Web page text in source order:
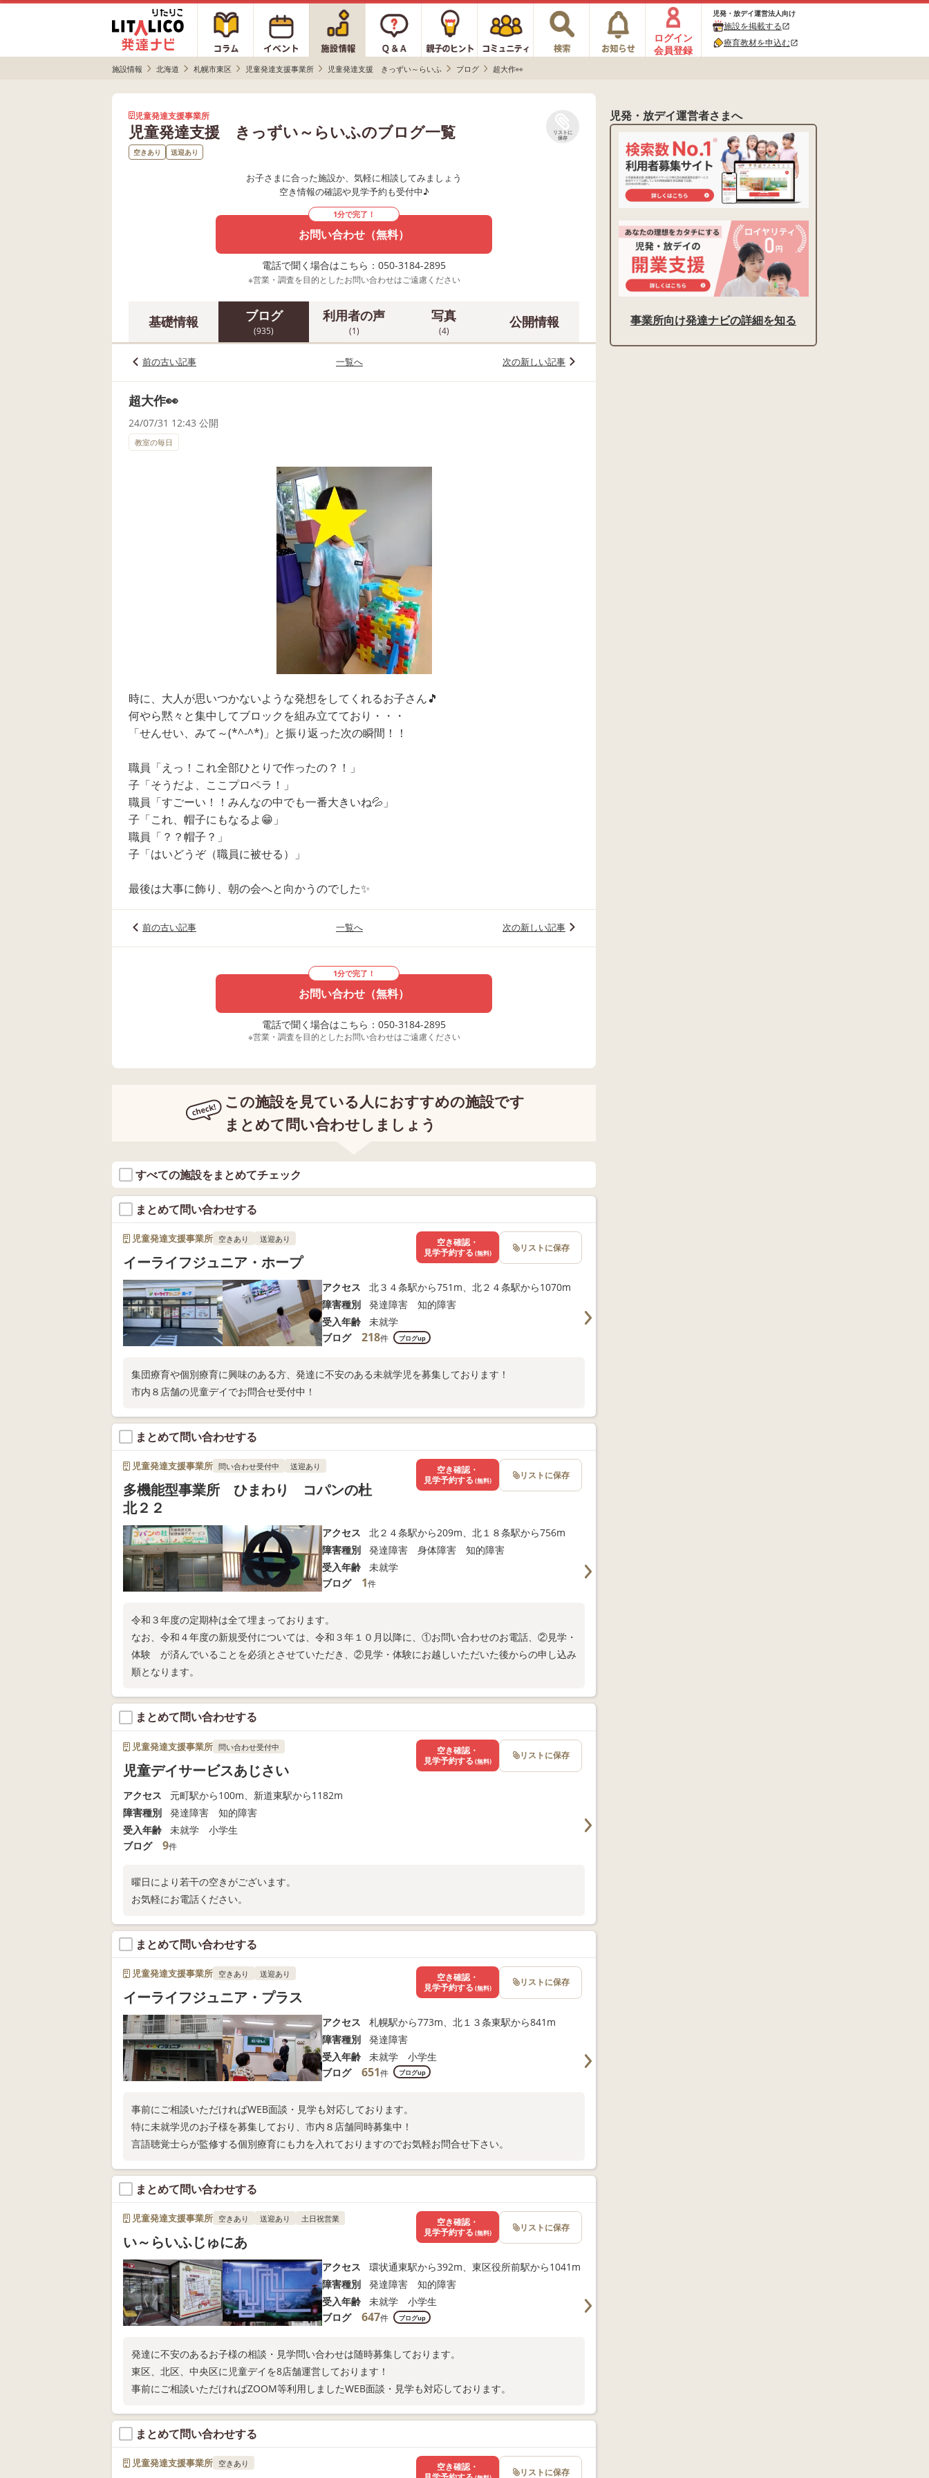
ログイン
会員登録
児発・放デイ運営法人向け
施設を掲載するopen_in_new
療育教材を申込むopen_in_new
施設情報 北海道 札幌市東区 児童発達支援事業所 児童発達支援 きっずい～らいふ ブログ 超大作👀
児童発達支援事業所
児童発達支援 きっずい～らいふのブログ一覧
リストに
保存
空きあり 送迎あり
お子さまに合った施設か、気軽に相談してみましょう
空き情報の確認や見学予約も受付中♪
1分で完了！
お問い合わせ（無料）
電話で聞く場合はこちら：050-3184-2895
※営業・調査を目的としたお問い合わせはご遠慮ください
基礎情報 ブログ
(935)
利用者の声
(1)
写真
(4)
公開情報
前の古い記事 一覧へ 次の新しい記事
超大作👀
24/07/31 12:43 公開
教室の毎日
時に、大人が思いつかないような発想をしてくれるお子さん🎵
何やら黙々と集中してブロックを組み立てており・・・
「せんせい、みて～(*^-^*)」と振り返った次の瞬間！！
職員「えっ！これ全部ひとりで作ったの？！」
子「そうだよ、ここプロペラ！」
職員「すごーい！！みんなの中でも一番大きいね💦」
子「これ、帽子にもなるよ😁」
職員「？？帽子？」
子「はいどうぞ（職員に被せる）」
最後は大事に飾り、朝の会へと向かうのでした✨
前の古い記事 一覧へ 次の新しい記事
1分で完了！
お問い合わせ（無料）
電話で聞く場合はこちら：050-3184-2895
※営業・調査を目的としたお問い合わせはご遠慮ください
この施設を見ている人におすすめの施設です
まとめて問い合わせしましょう
すべての施設をまとめてチェック
まとめて問い合わせする
児童発達支援事業所 空きあり 送迎あり
イーライフジュニア・ホープ
アクセス
北３４条駅から751m、北２４条駅から1070m
障害種別
発達障害 知的障害
受入年齢
未就学
ブログ
218件 ブログup
集団療育や個別療育に興味のある方、発達に不安のある未就学児を募集しております！
市内８店舗の児童デイでお問合せ受付中！
空き確認・
見学予約する (無料) リストに保存
まとめて問い合わせする
児童発達支援事業所 問い合わせ受付中 送迎あり
多機能型事業所 ひまわり コパンの杜
北２２
アクセス
北２４条駅から209m、北１８条駅から756m
障害種別
発達障害 身体障害 知的障害
受入年齢
未就学
ブログ
1件
令和３年度の定期枠は全て埋まっております。
なお、令和４年度の新規受付については、令和３年１０月以降に、①お問い合わせのお電話、②見学・
体験 が済んでいることを必須とさせていただき、②見学・体験にお越しいただいた後からの申し込み
順となります。
空き確認・
見学予約する (無料) リストに保存
まとめて問い合わせする
児童発達支援事業所 問い合わせ受付中
児童デイサービスあじさい
アクセス
元町駅から100m、新道東駅から1182m
障害種別
発達障害 知的障害
受入年齢
未就学 小学生
ブログ
9件
曜日により若干の空きがございます。
お気軽にお電話ください。
空き確認・
見学予約する (無料) リストに保存
まとめて問い合わせする
児童発達支援事業所 空きあり 送迎あり
イーライフジュニア・プラス
アクセス
札幌駅から773m、北１３条東駅から841m
障害種別
発達障害
受入年齢
未就学 小学生
ブログ
651件 ブログup
事前にご相談いただければWEB面談・見学も対応しております。
特に未就学児のお子様を募集しており、市内８店舗同時募集中！
言語聴覚士らが監修する個別療育にも力を入れておりますのでお気軽お問合せ下さい。
空き確認・
見学予約する (無料) リストに保存
まとめて問い合わせする
児童発達支援事業所 空きあり 送迎あり 土日祝営業
い～らいふじゅにあ
アクセス
環状通東駅から392m、東区役所前駅から1041m
障害種別
発達障害 知的障害
受入年齢
未就学 小学生
ブログ
647件 ブログup
発達に不安のあるお子様の相談・見学問い合わせは随時募集しております。
東区、北区、中央区に児童デイを8店舗運営しております！
事前にご相談いただければZOOM等利用しましたWEB面談・見学も対応しております。
空き確認・
見学予約する (無料) リストに保存
まとめて問い合わせする
児童発達支援事業所 空きあり
空き確認・
リストに保存
児発・放デイ運営者さまへ
事業所向け発達ナビの詳細を知る